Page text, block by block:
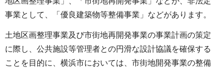
事業として、「優良建築物等整備事業」などがあります。
土地区画整理事業及び市街地再開発事業の事業計画の策定
に際し、公共施設等管理者との円滑な設計協議を確保する
ことを目的に、横浜市においては、市街地開発事業の整備